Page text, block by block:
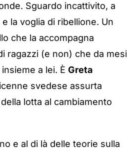
Sguardo incattivito, a
la voglia di ribellione. Un
che la accompagna
ragazzi (e non) che da mesi
a lei. ÈGreta
svedese assurta
lotta al cambiamento
e al di là delle teorie sulla